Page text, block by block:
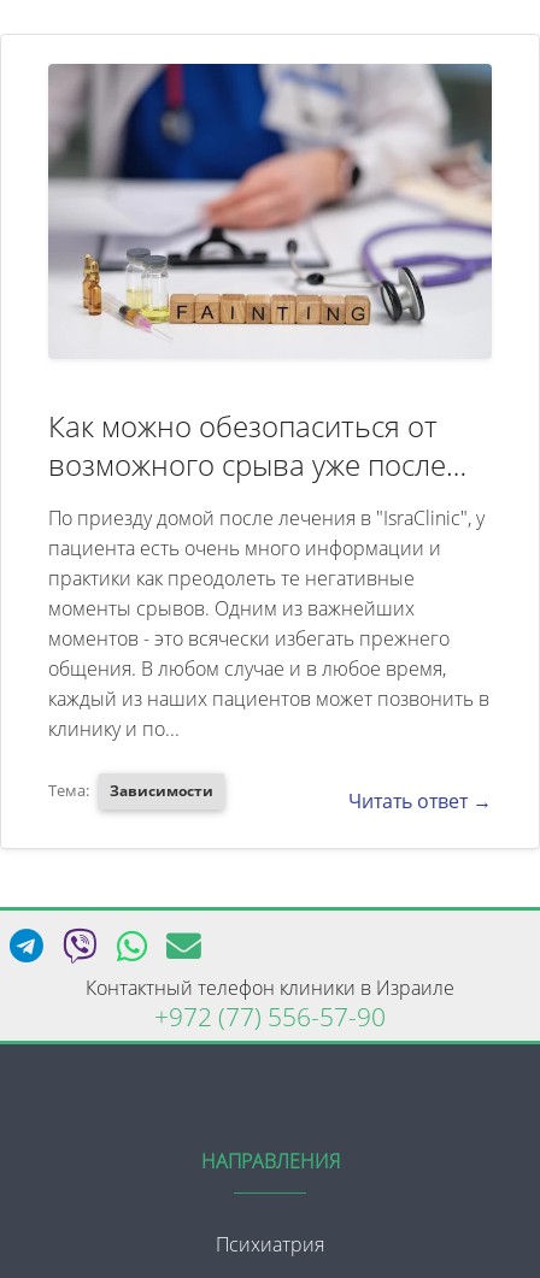
Как можно обезопаситься от
возможного срыва уже после
лечения наркомании в
IsraClinic?
По приезду домой после лечения в "IsraClinic", у
пациента есть очень много информации и
практики как преодолеть те негативные
моменты срывов. Одним из важнейших
моментов - это всячески избегать прежнего
общения. В любом случае и в любое время,
каждый из наших пациентов может позвонить в
клинику и по...
Тема: Зависимости Читать ответ →
Контактный телефон клиники в Израиле
+972 (77) 556-57-90
НАПРАВЛЕНИЯ
Психиатрия